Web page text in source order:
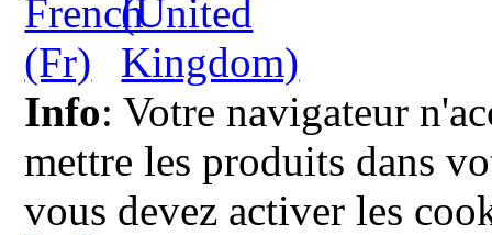
Info: Votre navigateur
mettre les produits dans
vous devez activer les